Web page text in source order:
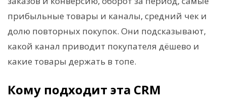
прибыльные товары и каналы, средний чек и
долю повторных покупок. Они подсказывают,
какой канал приводит покупателя дёшево и
какие товары держать в топе.
Кому подходит эта CRM